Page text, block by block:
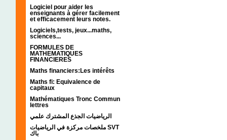
Logiciel pour aider les
enseignants à gérer facilement
et efficacement leurs notes.
Logiciels,tests, jeux...maths,
sciences...
FORMULES DE
MATHEMATIQUES
FINANCIERES
Maths financiers:Les intérêts
Maths fi: Equivalence de
capitaux
Mathématiques Tronc Commun
lettres
الرياضيات الجذع المشترك علمي
ملخصات مركزة في الرياضيات SVT
باك